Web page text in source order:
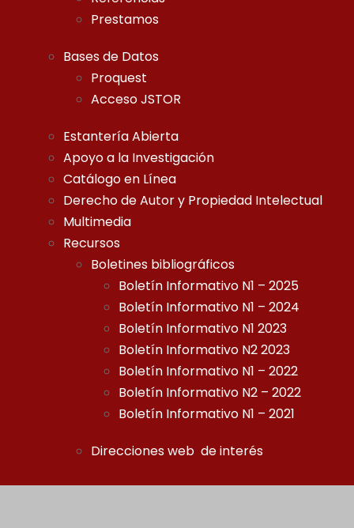
Prestamos
Bases de Datos
Proquest
Acceso JSTOR
Estantería Abierta
Apoyo a la Investigación
Catálogo en Línea
Derecho de Autor y Propiedad Intelectual
Multimedia
Recursos
Boletines bibliográficos
Boletín Informativo N1 – 2025
Boletín Informativo N1 – 2024
Boletín Informativo N1 2023
Boletín Informativo N2 2023
Boletín Informativo N1 – 2022
Boletín Informativo N2 – 2022
Boletín Informativo N1 – 2021
Direcciones web de interés